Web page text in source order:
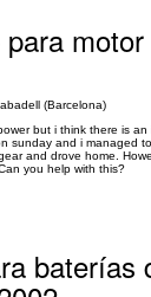
(Barcelona)
but i think there is an
sunday and i managed
and drove home.
you help with this?
baterías